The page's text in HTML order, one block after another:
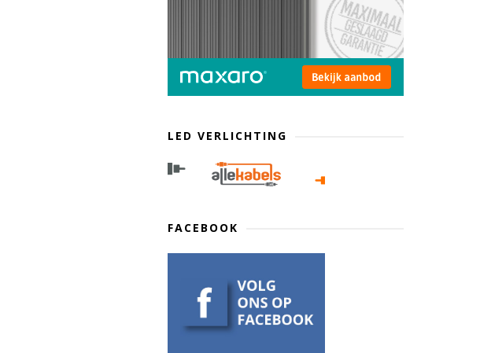
LED VERLICHTING
FACEBOOK